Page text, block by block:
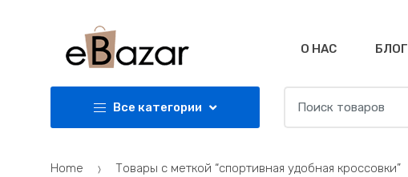
О НАС БЛОГ
Все категории
for:
Home Товары с меткой “спортивная удобная кроссовки”